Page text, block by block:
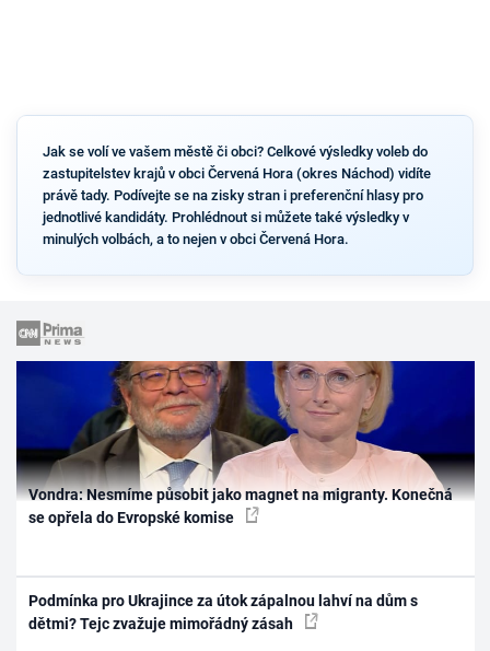
Jak se volí ve vašem městě či obci? Celkové výsledky voleb do
zastupitelstev krajů v obci Červená Hora (okres Náchod) vidíte
právě tady. Podívejte se na zisky stran i preferenční hlasy pro
jednotlivé kandidáty. Prohlédnout si můžete také výsledky v
minulých volbách, a to nejen v obci Červená Hora.
Vondra: Nesmíme působit jako magnet na migranty. Konečná
se opřela do Evropské komise
Podmínka pro Ukrajince za útok zápalnou lahví na dům s
dětmi? Tejc zvažuje mimořádný zásah